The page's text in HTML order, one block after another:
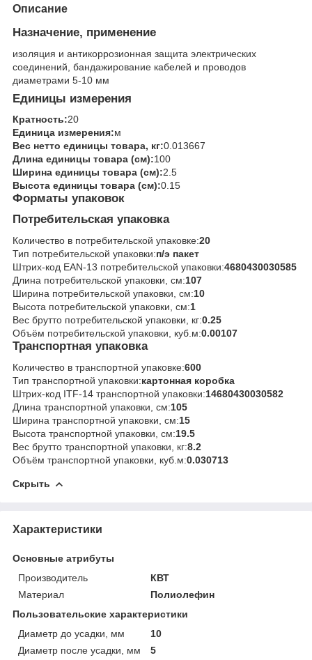
Описание
Назначение, применение
изоляция и антикоррозионная защита электрических
соединений, бандажирование кабелей и проводов
диаметрами 5-10 мм
Единицы измерения
Кратность:20
Единица измерения:м
Вес нетто единицы товара, кг:0.013667
Длина единицы товара (см):100
Ширина единицы товара (см):2.5
Высота единицы товара (см):0.15
Форматы упаковок
Потребительская упаковка
Количество в потребительской упаковке:20
Тип потребительской упаковки:п/э пакет
Штрих-код EAN-13 потребительской упаковки:4680430030585
Длина потребительской упаковки, см:107
Ширина потребительской упаковки, см:10
Высота потребительской упаковки, см:1
Вес брутто потребительской упаковки, кг:0.25
Объём потребительской упаковки, куб.м:0.00107
Транспортная упаковка
Количество в транспортной упаковке:600
Тип транспортной упаковки:картонная коробка
Штрих-код ITF-14 транспортной упаковки:14680430030582
Длина транспортной упаковки, см:105
Ширина транспортной упаковки, см:15
Высота транспортной упаковки, см:19.5
Вес брутто транспортной упаковки, кг:8.2
Объём транспортной упаковки, куб.м:0.030713
Скрыть
Характеристики
Основные атрибуты
Производитель
КВТ
Материал
Полиолефин
Пользовательские характеристики
Диаметр до усадки, мм
10
Диаметр после усадки, мм
5